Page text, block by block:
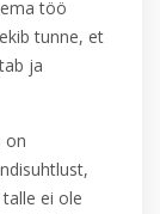
töö
tunne, et
ja
on
ei ole